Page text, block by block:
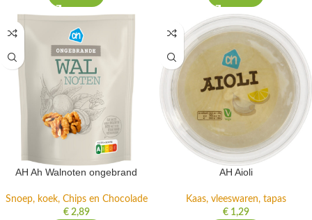
AH Ah Walnoten ongebrand
Snoep, koek, Chips en Chocolade
€2,89
AH Aioli
Kaas, vleeswaren, tapas
€1,29